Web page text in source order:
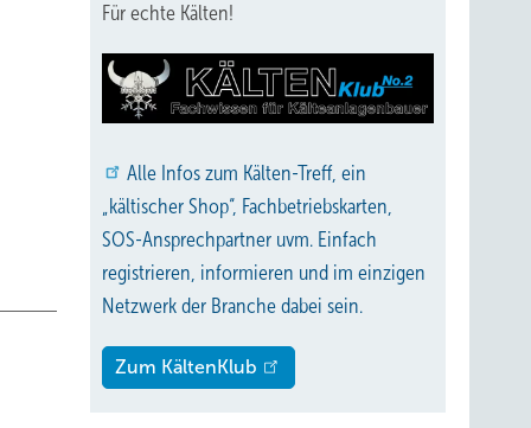
Für echte Kälten!
Alle Infos zum Kälten-Treff, ein
„kältischer Shop“, Fachbetriebskarten,
SOS-Ansprechpartner uvm. Einfach
registrieren, informieren und im einzigen
Netzwerk der Branche dabei sein.
Zum KältenKlub